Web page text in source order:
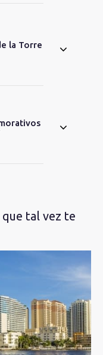
la Torre
tal vez te